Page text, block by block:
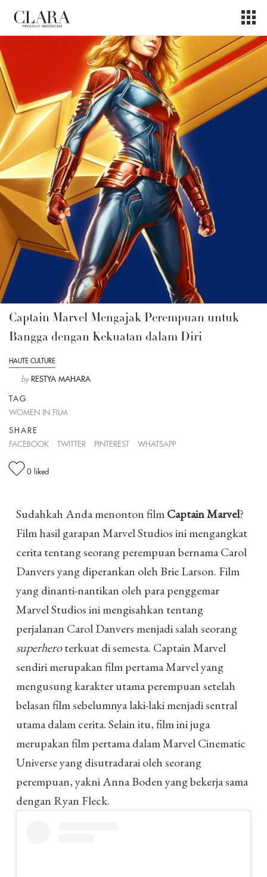
Captain Marvel Mengajak Perempuan untuk
Bangga dengan Kekuatan dalam Diri
HAUTE CULTURE
by RESTYA MAHARA
TAG
WOMEN IN FILM
SHARE
FACEBOOK
TWITTER PINTEREST WHATSAPP
0 liked
Sudahkah Anda menonton filmCaptain Marvel?
Film hasil garapan Marvel Studios ini mengangkat
cerita tentang seorang perempuan bernama Carol
Danvers yang diperankan oleh Brie Larson. Film
yang dinanti-nantikan oleh para penggemar
Marvel Studios ini mengisahkan tentang
perjalanan Carol Danvers menjadi salah seorang
superheroterkuat di semesta. Captain Marvel
sendiri merupakan film pertama Marvel yang
mengusung karakter utama perempuan setelah
belasan film sebelumnya laki-laki menjadi sentral
utama dalam cerita. Selain itu, film ini juga
merupakan film pertama dalam Marvel Cinematic
Universe yang disutradarai oleh seorang
perempuan, yakni Anna Boden yang bekerja sama
dengan Ryan Fleck.